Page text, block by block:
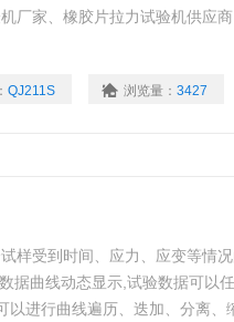
厂家、橡胶片拉力试验机供应
QJ211S 浏览量： 3427
样受到时间、应力、应变等情
据曲线动态显示,试验数据可以
以进行曲线遍历、迭加、分离、